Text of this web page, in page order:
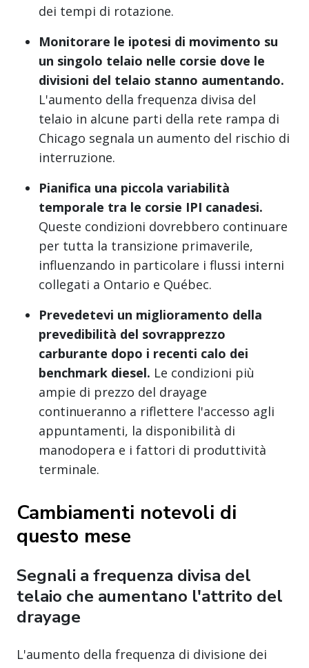
dei tempi di rotazione.
Monitorare le ipotesi di movimento su
un singolo telaio nelle corsie dove le
divisioni del telaio stanno aumentando.
L'aumento della frequenza divisa del
telaio in alcune parti della rete rampa di
Chicago segnala un aumento del rischio di
interruzione.
Pianifica una piccola variabilità
temporale tra le corsie IPI canadesi.
Queste condizioni dovrebbero continuare
per tutta la transizione primaverile,
influenzando in particolare i flussi interni
collegati a Ontario e Québec.
Prevedetevi un miglioramento della
prevedibilità del sovrapprezzo
carburante dopo i recenti calo dei
benchmark diesel. Le condizioni più
ampie di prezzo del drayage
continueranno a riflettere l'accesso agli
appuntamenti, la disponibilità di
manodopera e i fattori di produttività
terminale.
Cambiamenti notevoli di
questo mese
Segnali a frequenza divisa del
telaio che aumentano l'attrito del
drayage
L'aumento della frequenza di divisione dei